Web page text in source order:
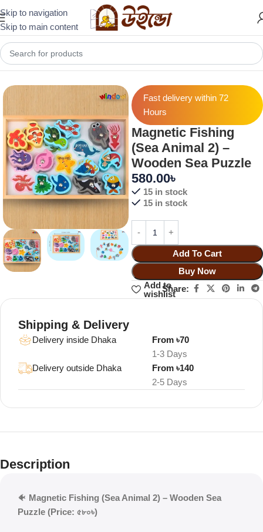
Skip to navigation
Skip to main content
Home Puzzles & Brain Builders
Fast delivery within 72
Hours
Magnetic Fishing
(Sea Animal 2) –
Wooden Sea Puzzle
580.00৳
15 in stock
15 in stock
Add To Cart
Buy Now
Add to
wishlist
Share:
Shipping & Delivery
Delivery inside Dhaka
1-3 Days
From ৳70
Delivery outside Dhaka
2-5 Days
From ৳140
Description
🐠 Magnetic Fishing (Sea Animal 2) – Wooden Sea
Puzzle (Price: ৫৮০৳)